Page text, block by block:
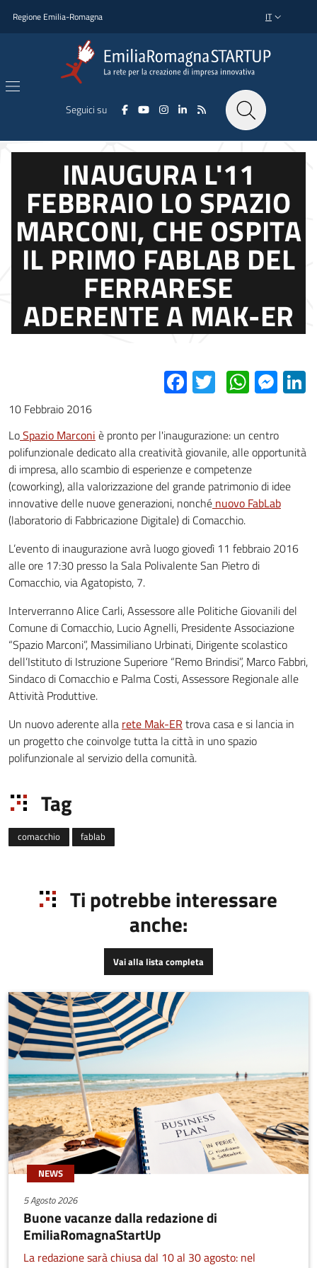
Regione Emilia-Romagna SELETTORE
IT
Seguici su
INAUGURA L'11
FEBBRAIO LO SPAZIO
MARCONI, CHE OSPITA
IL PRIMO FABLAB DEL
FERRARESE
ADERENTE A MAK-ER
Facebook
Twitter
10 Febbraio 2016
LoSpazio Marconi è pronto per l'inaugurazione: un centro
polifunzionale dedicato alla creatività giovanile, alle opportunità
di impresa, allo scambio di esperienze e competenze
(coworking), alla valorizzazione del grande patrimonio di idee
innovative delle nuove generazioni, nonché nuovo FabLab
(laboratorio di Fabbricazione Digitale) di Comacchio.
L’evento di inaugurazione avrà luogo giovedì 11 febbraio 2016
alle ore 17:30 presso la Sala Polivalente San Pietro di
Comacchio, via Agatopisto, 7.
Interverranno Alice Carli, Assessore alle Politiche Giovanili del
Comune di Comacchio, Lucio Agnelli, Presidente Associazione
“Spazio Marconi”, Massimiliano Urbinati, Dirigente scolastico
dell’Istituto di Istruzione Superiore “Remo Brindisi”, Marco Fabbri,
Sindaco di Comacchio e Palma Costi, Assessore Regionale alle
Attività Produttive.
Un nuovo aderente alla rete Mak-ER trova casa e si lancia in
un progetto che coinvolge tutta la città in uno spazio
polifunzionale al servizio della comunità.
Tag
comacchio fablab
Ti potrebbe interessare
anche:
Vai alla lista completa
NEWS
5 Agosto 2026
Buone vacanze dalla redazione di
EmiliaRomagnaStartUp
La redazione sarà chiusa dal 10 al 30 agosto: nel